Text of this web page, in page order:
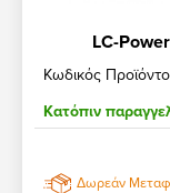
LC-
Κωδικός
Κατόπιν
Δωρεάν